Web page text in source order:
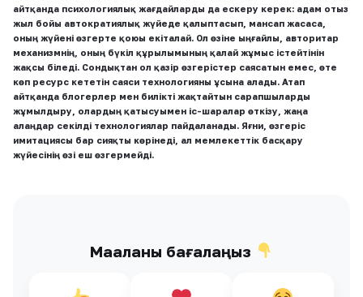
айтқанда психологиялық жағдайларды да ескеру керек: адам отыз
жыл бойы автократиялық жүйеде қалыптасып, мансап жасаса,
оның жүйені өзгерте қоюы екіталай. Ол өзіне ыңғайлы, авторитар
механизмнің, оның бүкіл құрылымының қалай жұмыс істейтінін
жақсы біледі. Сондықтан ол қазір өзгерістер саясатын емес, өте
көп ресурс кететін саяси технологияны ұсына алады. Атап
айтқанда блогерлер мен билікті жақтайтын сарапшыларды
жұмылдыру, олардың қатысуымен іс-шаралар өткізу, жаңа
алаңдар секілді технологиялар пайдаланады. Яғни, өзгеріс
имитациясы бар сияқты көрінеді, ал мемлекеттік басқару
жүйесінің өзі еш өзгермейді.
Мақаланы бағалаңыз